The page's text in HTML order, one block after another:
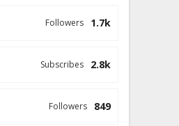
1.7k
Followers
2.8k
Subscribes
849
Followers